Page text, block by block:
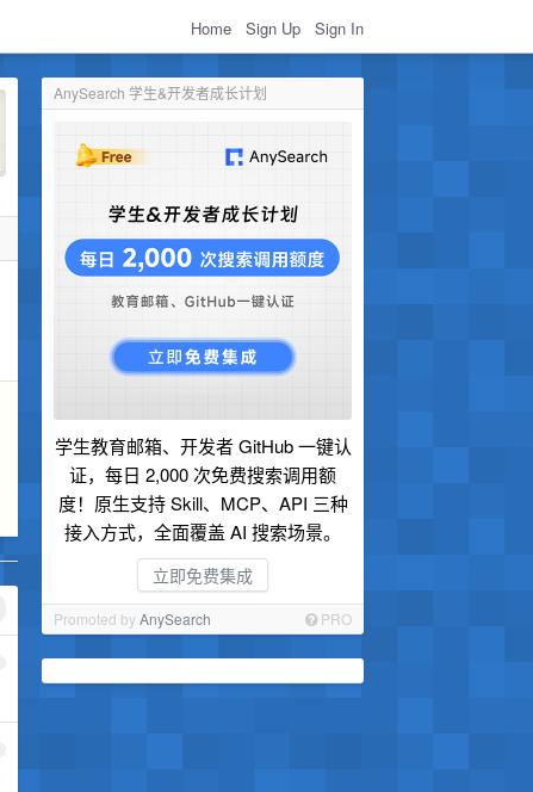
Home Sign Up Sign In
AnySearch 学生&开发者成长计划
学生教育邮箱、开发者 GitHub 一键认
证，每日 2,000 次免费搜索调用额
度！原生支持 Skill、MCP、API 三种
接入方式，全面覆盖 AI 搜索场景。
立即免费集成
Promoted byAnySearch PRO